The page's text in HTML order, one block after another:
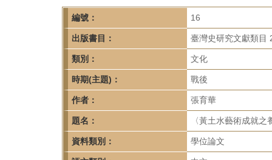
臺
灣
史
研
究
所-
編號： 16
出版書目： 臺灣史研究文獻類目
類別： 文化
時期(主題)： 戰後
作者： 張育華
題名： 〈黃土水藝術成就
資料類別： 學位論文